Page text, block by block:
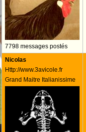
7798 messages postés
Nicolas
Http://www.3avicole.fr
Grand Maitre Italianissime